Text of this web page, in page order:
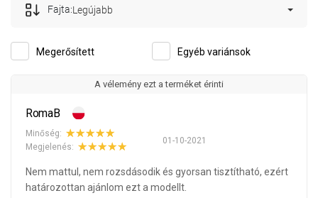
Megerősített Egyéb variánsok
Fajta:Legújabb
A vélemény ezt a terméket érinti
RomaB
01-10-2021
Minőség:
Megjelenés:
Nem mattul, nem rozsdásodik és gyorsan tisztítható, ezért
határozottan ajánlom ezt a modellt.